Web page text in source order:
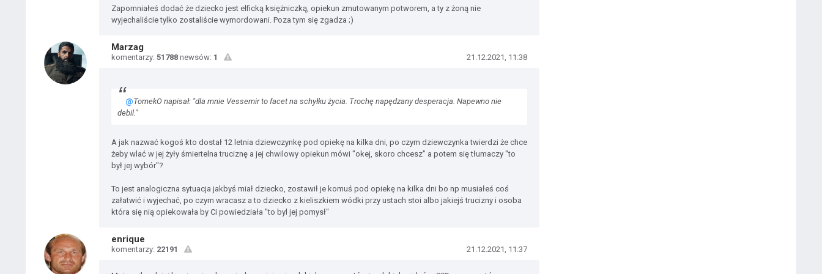
Zapomniałeś dodać że dziecko jest elficką księżniczką, opiekun zmutowanym potworem, a ty z żoną nie
wyjechaliście tylko zostaliście wymordowani. Poza tym się zgadza ;)
Marzag
komentarzy: 51788 newsów: 1 21.12.2021, 11:38
@TomekO napisał: "dla mnie Vessemir to facet na schyłku życia. Trochę napędzany desperacja. Napewno nie
debil."
A jak nazwać kogoś kto dostał 12 letnia dziewczynkę pod opiekę na kilka dni, po czym dziewczynka twierdzi że chce
żeby wlać w jej żyły śmiertelna truciznę a jej chwilowy opiekun mówi "okej, skoro chcesz" a potem się tłumaczy "to
był jej wybór"?
To jest analogiczna sytuacja jakbyś miał dziecko, zostawił je komuś pod opiekę na kilka dni bo np musiałeś coś
załatwić i wyjechać, po czym wracasz a to dziecko z kieliszkiem wódki przy ustach stoi albo jakiejś trucizny i osoba
która się nią opiekowała by Ci powiedziała "to byl jej pomysł"
enrique
komentarzy: 22191 21.12.2021, 11:37